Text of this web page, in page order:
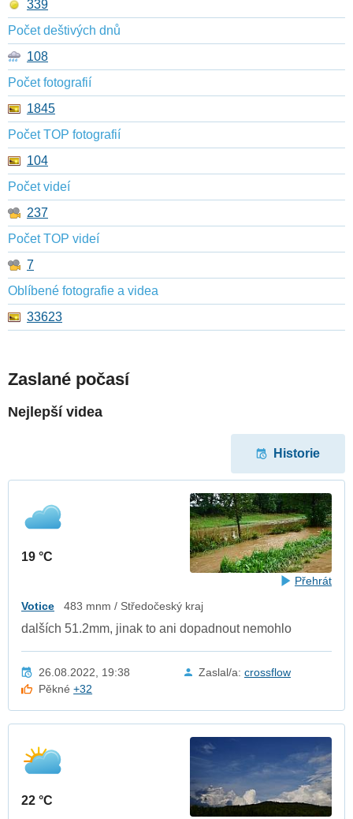
339
Počet deštivých dnů
108
Počet fotografií
1845
Počet TOP fotografií
104
Počet videí
237
Počet TOP videí
7
Oblíbené fotografie a videa
33623
Zaslané počasí
Nejlepší videa
Historie
19 °C
Přehrát
Votice 483 mnm / Středočeský kraj
dalších 51.2mm, jinak to ani dopadnout nemohlo
26.08.2022, 19:38 Zaslal/a: crossflow
Pěkné+32
22 °C